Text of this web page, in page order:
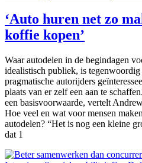
‘Auto huren net zo
koffie kopen’
Waar autodelen in de begindagen
idealistisch publiek, is tegenwoordig
pragmatische autorijders
plaats van er zelf een aan te
een basisvoorwaarde, vertelt
Hoe veel en wat voor mensen
autodelen? “Het is nog een kleine
dat 1